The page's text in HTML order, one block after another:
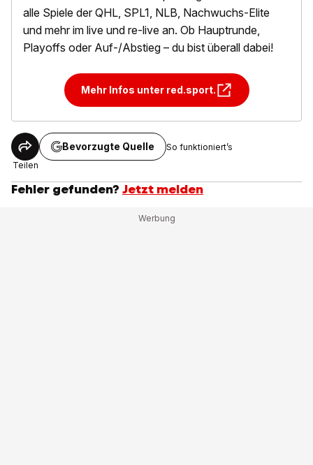
alle Spiele der QHL, SPL1, NLB, Nachwuchs-Elite
und mehr im live und re-live an. Ob Hauptrunde,
Playoffs oder Auf-/Abstieg – du bist überall dabei!
Mehr Infos unter red.sport.
Teilen
Bevorzugte Quelle So funktioniert’s
Fehler gefunden? Jetzt melden